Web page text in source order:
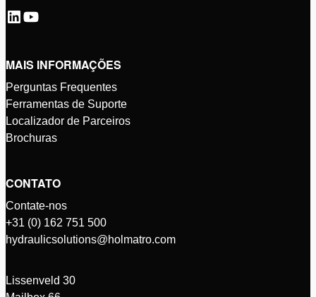
MAIS INFORMAÇÕES
Perguntas Frequentes
Ferramentas de Suporte
Localizador de Parceiros
Brochuras
CONTATO
Contate-nos
+31 (0) 162 751 500
hydraulicsolutions@holmatro.com
Lissenveld 30